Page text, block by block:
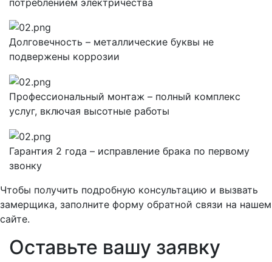
Долговечность – металлические буквы не
подвержены коррозии
Профессиональный монтаж – полный комплекс
услуг, включая высотные работы
Гарантия 2 года – исправление брака по первому
звонку
Чтобы получить подробную консультацию и вызвать
замерщика, заполните форму обратной связи на нашем
сайте.
Оставьте вашу заявку